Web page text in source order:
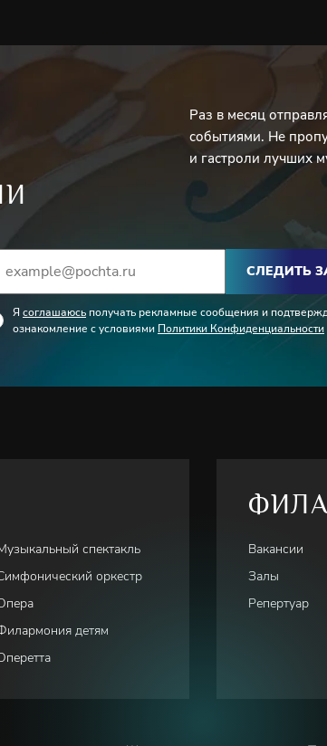
охрана клуба «4-х
хор им. В. И. Сафонова
Раз в месяц
событиями. Не
и гастроли лучших
СЛЕДИТЬ
Я соглашаюсь получать рекламные сообщения и
ознакомление с условиями Политики Конфиденциальности
спектакль
оркестр
детям
Вакансии
Залы
Репертуар